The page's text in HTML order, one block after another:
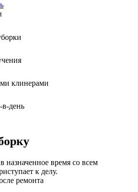
клинерами
день
назначенное время со всем
к делу.
ремонта